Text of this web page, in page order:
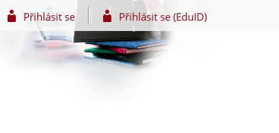
Přihlásit se Přihlásit se (EduID)